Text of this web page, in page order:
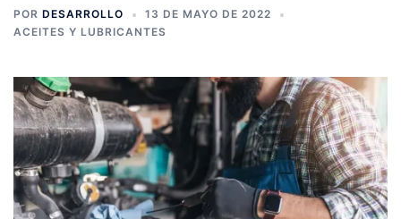
POR DESARROLLO
13 DE MAYO DE 2022
ACEITES Y LUBRICANTES